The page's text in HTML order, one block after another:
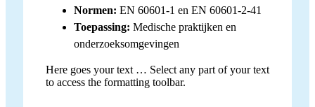
Normen: EN 60601-1 en EN 60601-2-41
Toepassing: Medische praktijken en
onderzoeksomgevingen
Here goes your text … Select any part of your text
to access the formatting toolbar.